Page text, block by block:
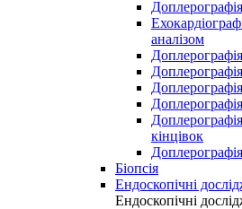
аналізом
кінцівок
Біопсія
Ендоскопічні
Ендоскопічні